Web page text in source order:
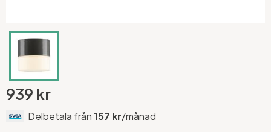
939 kr
Delbetala från157 kr/månad